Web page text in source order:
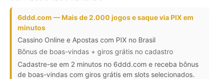
6ddd.com — Mais de 2.000 jogos e saque via PIX em
minutos
Cassino Online e Apostas com PIX no Brasil
Bônus de boas-vindas + giros grátis no cadastro
Cadastre-se em 2 minutos no 6ddd.com e receba bônus
de boas-vindas com giros grátis em slots selecionados.